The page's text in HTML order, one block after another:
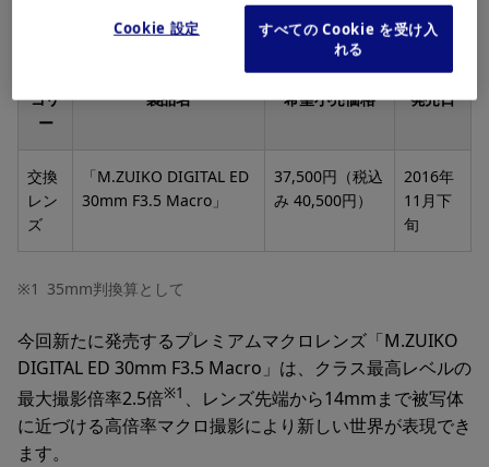
ゴリ
ー
製品名 希望小売価格 発売日
交換
レン
ズ
「M.ZUIKO DIGITAL ED
30mm F3.5 Macro」
37,500円（税込
み 40,500円）
2016年
11月下
旬
※1 35mm判換算として
今回新たに発売するプレミアムマクロレンズ「M.ZUIKO
DIGITAL ED 30mm F3.5 Macro」は、クラス最高レベルの
最大撮影倍率2.5倍※1 、レンズ先端から14mmまで被写体
に近づける高倍率マクロ撮影により新しい世界が表現でき
ます。
Cookie 設定
すべての Cookie を受け入
れる